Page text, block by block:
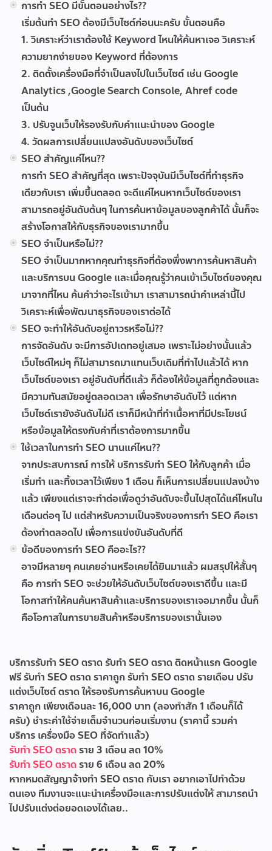
การทำ SEO มีขั้นตอนอย่างไร??
เริ่มต้นทำ SEO ต้องมีเว็บไซต์ก่อนนะครับ ขั้นตอนคือ
1. วิเคราะห์ว่าเราต้องใช้ Keyword ไหนให้ค้นหาเจอ วิเคราะห์
ความยากง่ายของ Keyword ที่ต้องการ
2. ติดตั้งเครื่องมือที่จำเป็นลงไปในเว็บไซต์ เช่น Google
Analytics ,Google Search Console, Ahref code
เป็นต้น
3. ปรับจูนเว็บให้รองรับกับคำแนะนำของ Google
4. วัดผลการเปลี่ยนแปลงอันดับของเว็บไซต์
SEO สำคัญแค่ไหน??
การทำ SEO สำคัญที่สุด เพราะปัจจุบันมีเว็บไซต์ที่ทำธุรกิจ
เดียวกับเรา เพิ่มขึ้นตลอด จะดีแค่ไหนหากเว็บไซต์ของเรา
สามารถอยู่อันดับต้นๆ ในการค้นหาข้อมูลของลูกค้าได้ นั้นก็จะ
สร้างโอกาสให้กับธุรกิจของเรามากขึ้น
SEO จำเป็นหรือไม่??
SEO จำเป็นมากหากคุณทำธุรกิจที่ต้องพึ่งพาการค้นหาสินค้า
และบริการบน Google และเมื่อคุณรู้ว่าคนเข้าเว็บไซต์ของคุณ
มาจากที่ไหน ค้นคำว่าอะไรเข้ามา เราสามารถนำคำเหล่านี้ไป
วิเคราะห์เพื่อพัฒนาธุรกิจของเราต่อได้
SEO จะทำให้อันดับอยู่ถาวรหรือไม่??
การจัดอันดับ จะมีการอัปเดทอยู่เสมอ เพราะไม่อย่างนั้นแล้ว
เว็บไซต์ใหม่ๆ ก็ไม่สามารถมาแทนเว็บเดิมที่ทำไปแล้วได้ หาก
เว็บไซต์ของเรา อยู่อันดับที่ดีแล้ว ก็ต้องให้ข้อมูลที่ถูกต้องและ
มีความทันสมัยอยู่ตลอดเวลา เพื่อรักษาอันดับไว้ แต่หาก
เว็บไซต์เรายังอันดับไม่ดี เราก็มีหน้าที่ทำเนื้อหาที่มีประโยชน์
หรือข้อมูลให้ตรงกับคำที่เราต้องการมากขึ้น
ใช้เวลาในการทำ SEO นานแค่ไหน??
จากประสบการณ์ การให้ บริการรับทำ SEO ให้กับลูกค้า เมื่อ
เริ่มทำ และทิ้งเวลาไว้เพียง 1 เดือน ก็เห็นการเปลี่ยนแปลงบ้าง
แล้ว เพียงแต่เราจะทำต่อเพื่อดูว่าอันดับจะขึ้นไปสุดได้แค่ไหนใน
เดือนต่อๆ ไป แต่สำหรับความเป็นจริงของการทำ SEO คือเรา
ต้องทำตลอดไป เพื่อการแข่งขันอันดับที่ดี
ข้อดีของการทำ SEO คืออะไร??
อาจมีหลายๆ คนเคยอ่านหรือเคยได้ยินมาแล้ว ผมสรุปให้สั้นๆ
คือ การทำ SEO จะช่วยให้อันดับเว็บไซต์ของเราดีขึ้น และมี
โอกาสทำให้คนค้นหาสินค้าและบริการของเราเจอมากขึ้น นั้นก็
คือโอกาสในการขายสินค้าหรือบริการของเรานั้นเอง
บริการรับทำ SEO ตราดรับทำ SEO ตราด ติดหน้าแรก Google
ฟรีรับทํา SEO ตราด ราคาถูกรับทํา SEO ตราด รายเดือน ปรับ
แต่งเว็บไซต์ ตราด ให้รองรับการค้นหาบน Google
ราคาถูก เพียงเดือนละ 16,000 บาท (ลองทำสัก 1 เดือนก็ได้
ครับ) ชำระค่าใช้จ่ายเต็มจำนวนก่อนเริ่มงาน (ราคานี้ รวมค่า
บริการ เครื่องมือ SEO ที่จัดทำแล้ว)
รับทำ SEO ตราดราย 3 เดือน ลด 10%
รับทำ SEO ตราดราย 6 เดือน ลด 20%
หากหมดสัญญาจ้างทำ SEO ตราด กับเรา อยากเอาไปทำด้วย
ตนเอง ทีมงานจะแนะนำเครื่องมือและการปรับแต่งให้ สามารถนำ
ไปปรับแต่งต่อยอดเองได้เลย..